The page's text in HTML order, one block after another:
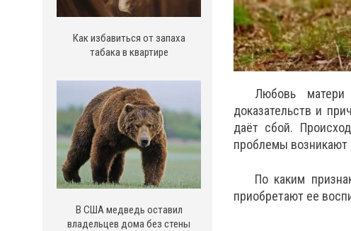
Как избавиться от запаха
табака в квартире
В США медведь оставил
владельцев дома без стены
Любовь
доказательств и
даёт сбой.
проблемы возникают
По каким
приобретают ее